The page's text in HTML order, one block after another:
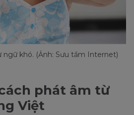
ngữ khó. (Ảnh: Sưu tầm Internet)
phát âm từ
Việt